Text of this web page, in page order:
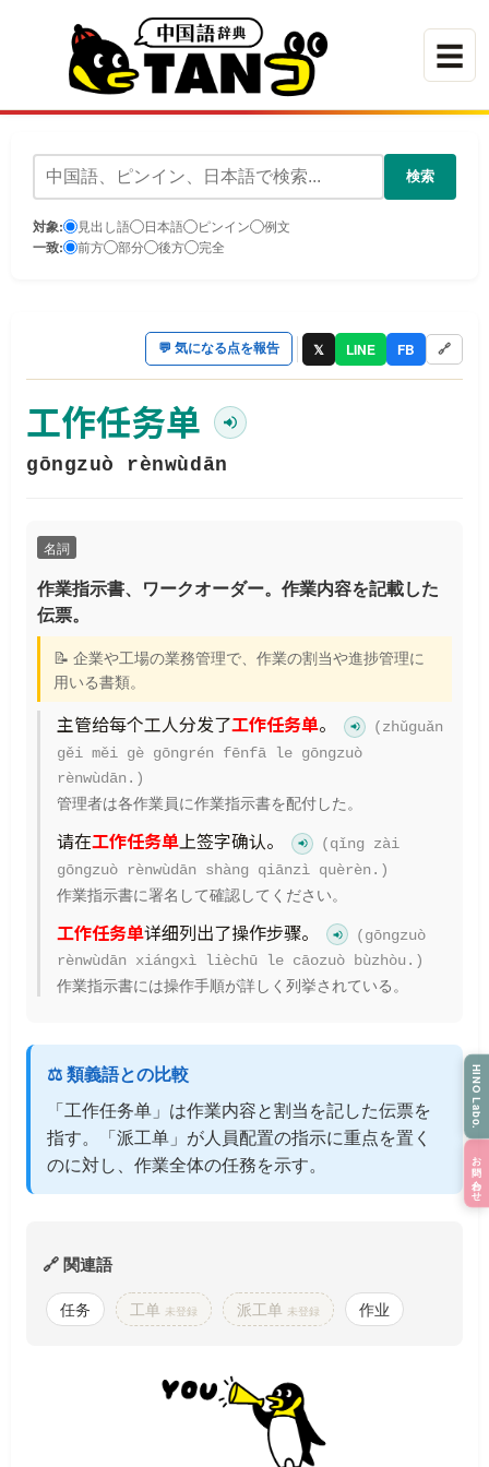
☰
検索
対象: 見出し語 日本語 ピンイン 例文
一致: 前方 部分 後方 完全
💬 気になる点を報告 𝕏 LINE FB 🔗
工作任务单
gōngzuò rènwùdān
名詞
作業指示書、ワークオーダー。作業内容を記載した
伝票。
📝 企業や工場の業務管理で、作業の割当や進捗管理に
用いる書類。
主管给每个工人分发了工作任务单。
(zhǔguǎn
gěi měi gè gōngrén fēnfā le gōngzuò
rènwùdān.)
管理者は各作業員に作業指示書を配付した。
请在工作任务单上签字确认。
(qǐng zài
gōngzuò rènwùdān shàng qiānzì quèrèn.)
作業指示書に署名して確認してください。
工作任务单详细列出了操作步骤。
(gōngzuò
rènwùdān xiángxì lièchū le cāozuò bùzhòu.)
作業指示書には操作手順が詳しく列挙されている。
⚖️ 類義語との比較
「工作任务单」は作業内容と割当を記した伝票を
指す。「派工单」が人員配置の指示に重点を置く
のに対し、作業全体の任務を示す。
🔗 関連語
任务 工单 未登録 派工单 未登録 作业
HINO Labo.
お問い合わせ